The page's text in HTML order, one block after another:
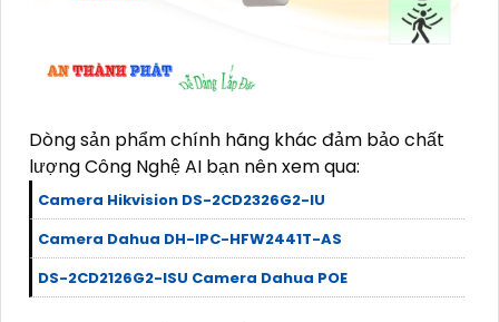
Dòng sản phẩm chính hãng khác đảm bảo chất
lượng Công Nghệ AI bạn nên xem qua:
Camera Hikvision DS-2CD2326G2-IU
Camera Dahua DH-IPC-HFW2441T-AS
DS-2CD2126G2-ISU Camera Dahua POE